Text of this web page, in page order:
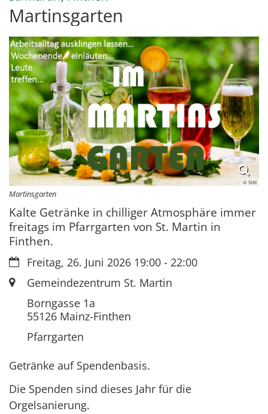
Martinsgarten
© StM
Martinsgarten
Kalte Getränke in chilliger Atmosphäre immer
freitags im Pfarrgarten von St. Martin in
Finthen.
Datum:Freitag, 26. Juni 2026 19:00 - 22:00
Ort: Gemeindezentrum St. Martin
Borngasse 1a
55126 Mainz-Finthen
Pfarrgarten
Getränke auf Spendenbasis.
Die Spenden sind dieses Jahr für die
Orgelsanierung.